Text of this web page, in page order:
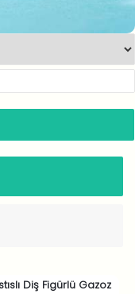
Diş Figürlü Gazoz